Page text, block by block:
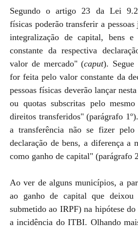
Segundo o artigo 23 da Lei
físicas poderão transferir a
integralização de capital, bens
constante da respectiva
valor de mercado" (caput). Segue
for feita pelo valor constante da
pessoas físicas deverão lançar
ou quotas subscritas pelo
direitos transferidos" (parágrafo
a transferência não se fizer pelo
declaração de bens, a diferença a
como ganho de capital" (parágrafo
Ao ver de alguns municípios, a
ao ganho de capital que
submetido ao IRPF) na hipótese do
a incidência do ITBI. Olhando